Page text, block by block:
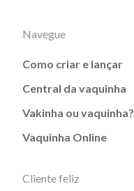
Navegue
Como criar e lançar
Central da vaquinha
Vakinha ou vaquinha?
Vaquinha Online
Cliente feliz